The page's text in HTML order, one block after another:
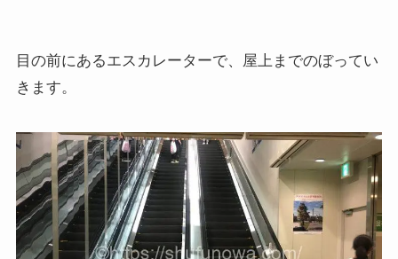
目の前にあるエスカレーターで、屋上までのぼってい
きます。